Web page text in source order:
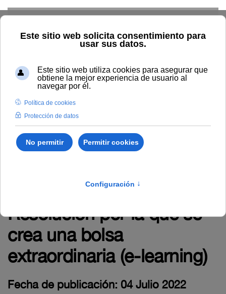
TIC G. Económica RRHH Audiovisuales Comunicación
Control Interno
Resolución por la que se
crea una bolsa
extraordinaria (e-learning)
Fecha de publicación: 04 Julio 2022